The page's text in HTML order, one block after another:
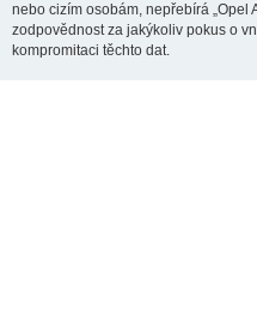
nebo cizím osobám, nepřebírá „Opel
zodpovědnost za jakýkoliv pokus o
kompromitaci těchto dat.